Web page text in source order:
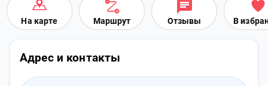
На карте Маршрут Отзывы В
Адрес и контакты